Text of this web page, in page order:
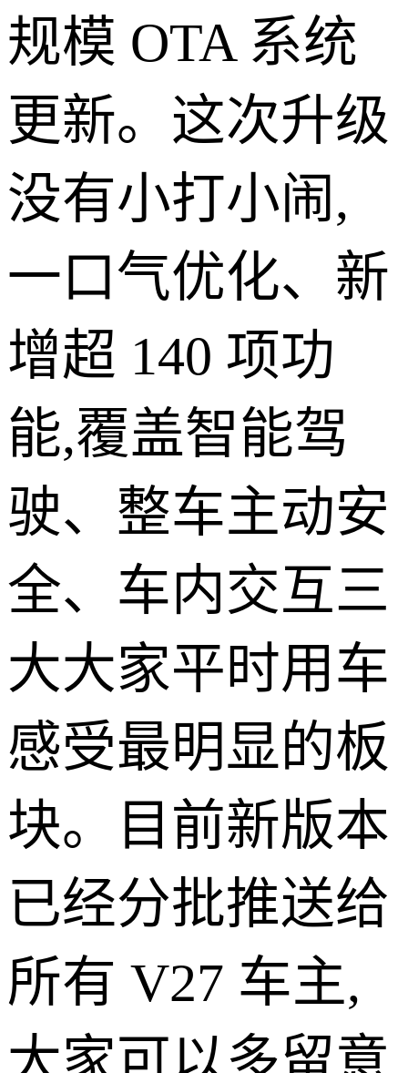
规模 OTA 系统
更新。这次升级
没有小打小闹,
一口气优化、新
增超 140 项功
能,覆盖智能驾
驶、整车主动安
全、车内交互三
大大家平时用车
感受最明显的板
块。目前新版本
已经分批推送给
所有 V27 车主,
大家可以多留意